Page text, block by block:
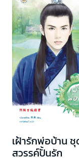
เฝ้ารักพ่อบ้าน
สวรรค์ปั้นรัก